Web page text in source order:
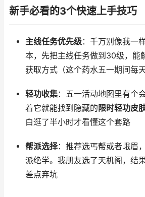
新手必看的3个快速上手技巧
主线任务优先级：千万别像我一
本，先把主线任务做到30级，能
获取方式（这个药水五一期间每
轻功收集：五一活动地图里有个
着它就能找到隐藏的 限时轻功皮
白逛了半小时才看懂这个套路
帮派选择：推荐选丐帮或者峨眉
派绝学。我朋友选了天机阁，结
差点弃坑